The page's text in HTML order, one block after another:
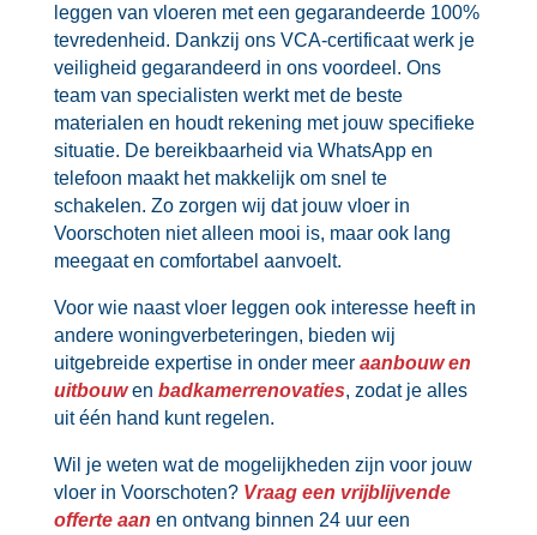
leggen van vloeren met een gegarandeerde 100%
tevredenheid.​ Dankzij ons VCA-certificaat werk je
veiligheid gegarandeerd in ons voordeel.​ Ons
team van specialisten werkt met de beste
materialen en houdt rekening met jouw specifieke
situatie.​ De bereikbaarheid via WhatsApp en
telefoon maakt het makkelijk om snel te
schakelen.​ Zo zorgen wij dat jouw vloer in
Voorschoten niet alleen mooi is, maar ook lang
meegaat en comfortabel aanvoelt.​
Voor wie naast vloer leggen ook interesse heeft in
andere woningverbeteringen, bieden wij
uitgebreide expertise in onder meer aanbouw en
uitbouwen badkamerrenovaties, zodat je alles
uit één hand kunt regelen.​
Wil je weten wat de mogelijkheden zijn voor jouw
vloer in Voorschoten? Vraag een vrijblijvende
offerte aan en ontvang binnen 24 uur een